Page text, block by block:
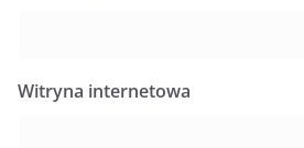
Witryna internetowa